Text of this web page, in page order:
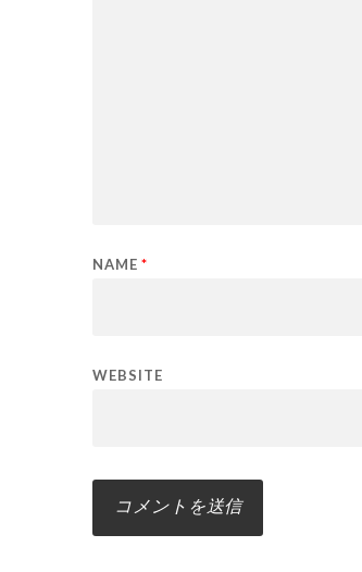
NAME *
WEBSITE